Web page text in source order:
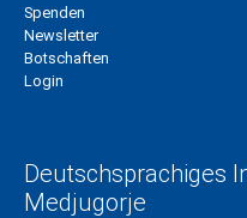
Spenden
Newsletter
Botschaften
Login
Deutschsprachiges
Medjugorje